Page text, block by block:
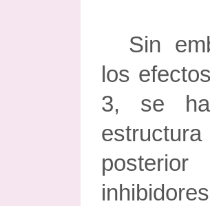
Sin
los
3, se ha